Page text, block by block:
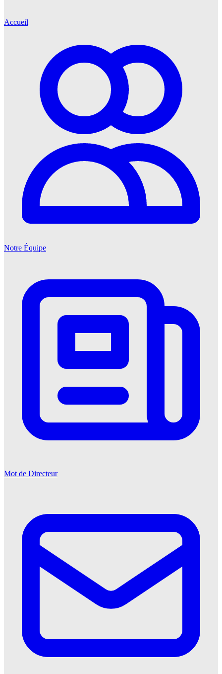
Accueil
Notre Équipe
Mot de Directeur